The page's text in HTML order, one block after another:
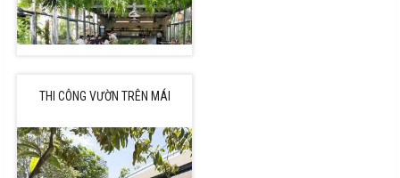
THI CÔNG VƯỜN TRÊN MÁI